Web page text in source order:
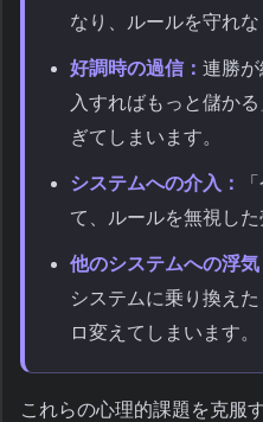
なり、ルールを守れな
好調時の過信： 連勝
入すればもっと儲か
ぎてしまいます。
システムへの介入：
て、ルールを無視した
他のシステムへの浮気
システムに乗り換え
ロ変えてしまいます。
これらの心理的課題を克服